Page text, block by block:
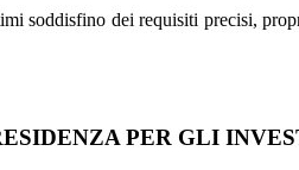
soddisfino dei requisiti precisi,
PER GLI